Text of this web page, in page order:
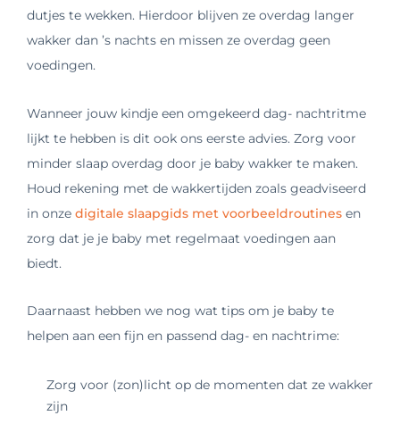
dutjes te wekken. Hierdoor blijven ze overdag langer
wakker dan ’s nachts en missen ze overdag geen
voedingen.
Wanneer jouw kindje een omgekeerd dag- nachtritme
lijkt te hebben is dit ook ons eerste advies. Zorg voor
minder slaap overdag door je baby wakker te maken.
Houd rekening met de wakkertijden zoals geadviseerd
in onze digitale slaapgids met voorbeeldroutines en
zorg dat je je baby met regelmaat voedingen aan
biedt.
Daarnaast hebben we nog wat tips om je baby te
helpen aan een fijn en passend dag- en nachtrime:
Zorg voor (zon)licht op de momenten dat ze wakker
zijn